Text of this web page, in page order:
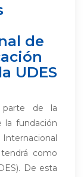
de
UDES
de la
la fundación
como
De esta